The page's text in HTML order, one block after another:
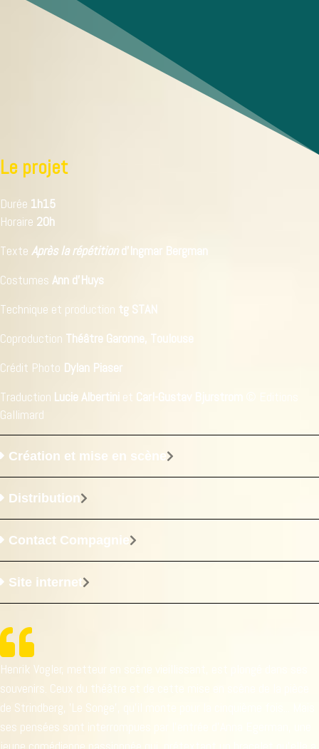
Le projet
Durée 1h15
Horaire 20h
Texte Après la répétitiond'Ingmar Bergman
Costumes Ann d'Huys
Technique et production tg STAN
Coproduction Théâtre Garonne, Toulouse
Crédit Photo Dylan Piaser
Traduction Lucie Albertini et Carl-Gustav Bjurstrom
Gallimard
Création et mise en scène
Distribution
Contact Compagnie
Site internet
Henrik Vogler, metteur en scène vieillissant, est plongé dans ses
souvenirs. Ceux du théâtre et de cette mise en scène de la pièce
de Strindberg, 'Le Songe', qu'il monte pour la cinquième fois... Mais
ses pensées sont interrompues par l'entrée d'Anna Egerman, une